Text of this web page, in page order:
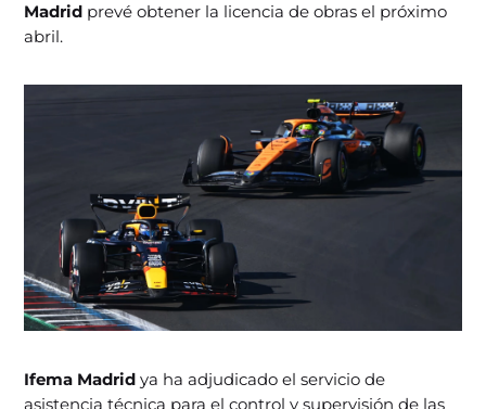
Madrid prevé obtener la licencia de obras el próximo
abril.
Ifema Madridya ha adjudicado el servicio de
asistencia técnica para el control y supervisión de las